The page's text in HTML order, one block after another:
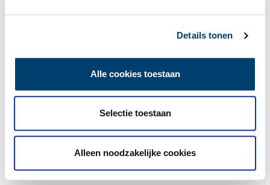
Details tonen
Alle cookies toestaan
Selectie toestaan
Alleen noodzakelijke cookies